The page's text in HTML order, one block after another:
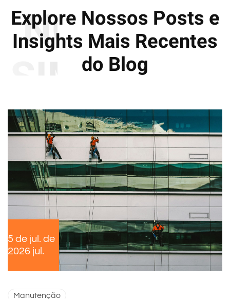
Explore Nossos Posts e
Insights Mais Recentes
do Blog
NOTÍCIAS
SIMILARES
5 de jul. de
2026 jul.
Manutenção